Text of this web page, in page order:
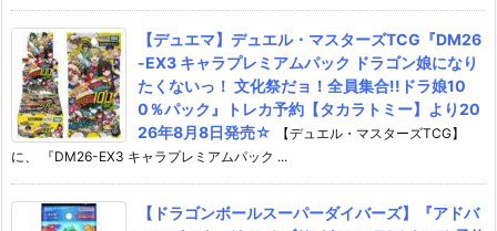
【デュエマ】デュエル・マスターズTCG『DM26
-EX3 キャラプレミアムパック ドラゴン娘になり
たくないっ！ 文化祭だョ！全員集合!!ドラ娘10
0％パック』トレカ予約【タカラトミー】より20
26年8月8日発売☆
【デュエル・マスターズTCG】
に、 『DM26-EX3 キャラプレミアムパック ...
【ドラゴンボールスーパーダイバーズ】『アドバ